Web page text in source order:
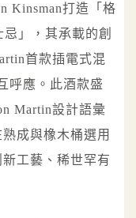
Kinsman打造「格
」，其承載的創
首款插電式混
呼應。此酒款盛
Martin設計語彙
成與橡木桶選用
工藝、稀世罕有